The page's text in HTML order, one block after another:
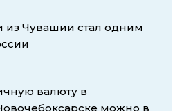
из Чувашии стал одним
валюту в
можно в